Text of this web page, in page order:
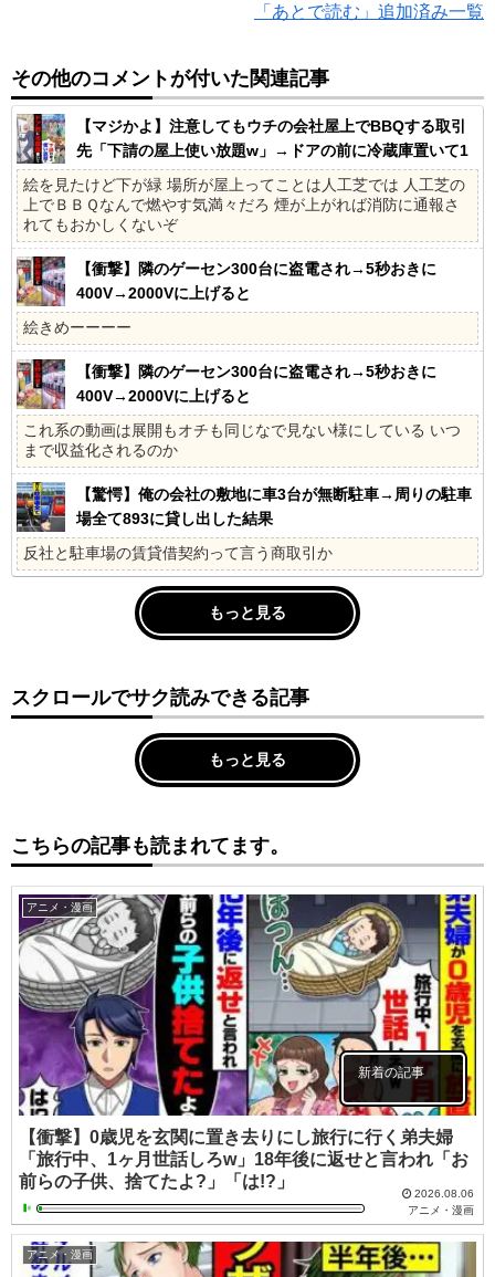
「あとで読む」追加済み一覧
その他のコメントが付いた関連記事
【マジかよ】注意してもウチの会社屋上でBBQする取引
先「下請の屋上使い放題w」→ドアの前に冷蔵庫置いて1
ヶ月の社員旅行に
絵を見たけど下が緑 場所が屋上ってことは人工芝では 人工芝の
上でＢＢＱなんで燃やす気満々だろ 煙が上がれば消防に通報さ
れてもおかしくないぞ
【衝撃】隣のゲーセン300台に盗電され→5秒おきに
400V→2000Vに上げると
絵きめーーーー
【衝撃】隣のゲーセン300台に盗電され→5秒おきに
400V→2000Vに上げると
これ系の動画は展開もオチも同じなで見ない様にしている いつ
まで収益化されるのか
【驚愕】俺の会社の敷地に車3台が無断駐車→周りの駐車
場全て893に貸し出した結果
反社と駐車場の賃貸借契約って言う商取引か
もっと見る
スクロールでサク読みできる記事
もっと見る
こちらの記事も読まれてます。
アニメ・漫画
新着の記事
【衝撃】0歳児を玄関に置き去りにし旅行に行く弟夫婦
「旅行中、1ヶ月世話しろw」18年後に返せと言われ「お
前らの子供、捨てたよ?」「は!?」
2026.08.06
アニメ・漫画
アニメ・漫画